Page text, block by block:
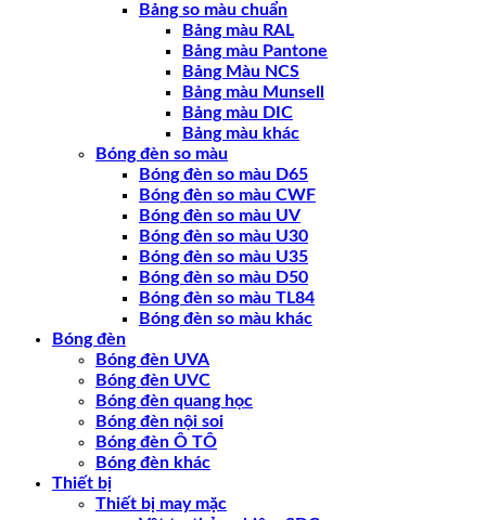
Bảng so màu chuẩn
Bảng màu RAL
Bảng màu Pantone
Bảng Màu NCS
Bảng màu Munsell
Bảng màu DIC
Bảng màu khác
Bóng đèn so màu
Bóng đèn so màu D65
Bóng đèn so màu CWF
Bóng đèn so màu UV
Bóng đèn so màu U30
Bóng đèn so màu U35
Bóng đèn so màu D50
Bóng đèn so màu TL84
Bóng đèn so màu khác
Bóng đèn
Bóng đèn UVA
Bóng đèn UVC
Bóng đèn quang học
Bóng đèn nội soi
Bóng đèn Ô TÔ
Bóng đèn khác
Thiết bị
Thiết bị may mặc